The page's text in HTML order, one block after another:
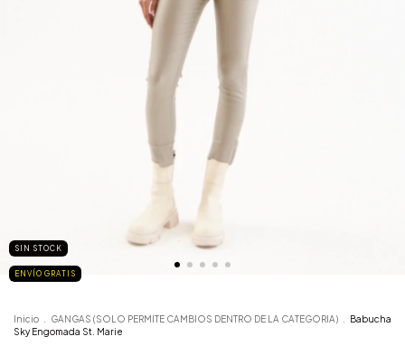
SIN STOCK
ENVÍO GRATIS
Inicio GANGAS (SOLO PERMITE CAMBIOS DENTRO DE LA CATEGORIA)
Babucha
Sky Engomada St. Marie